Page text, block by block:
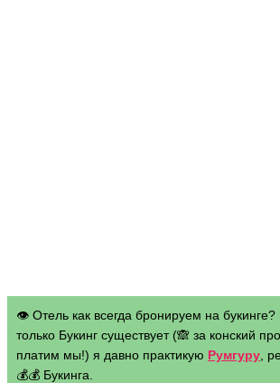
👁 Отель как всегда бронируем на букинге?
только Букинг существует (🙈 за конский
платим мы!) я давно практикую Румгуру ,
💰💰 Букинга.